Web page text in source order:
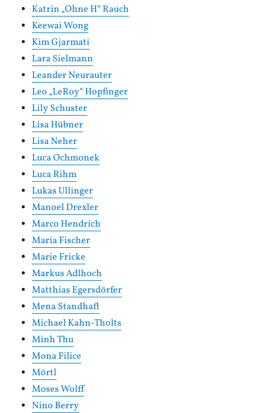
Katrin „Ohne H“ Rauch
Keewai Wong
Kim Gjarmati
Lara Sielmann
Leander Neurauter
Leo „LeRoy“ Hopfinger
Lily Schuster
Lisa Hübner
Lisa Neher
Luca Ochmonek
Luca Rihm
Lukas Ullinger
Manoel Drexler
Marco Hendrich
Maria Fischer
Marie Fricke
Markus Adlhoch
Matthias Egersdörfer
Mena Standhaft
Michael Kahn-Tholts
Minh Thu
Mona Filice
Mörtl
Moses Wolff
Nino Berry